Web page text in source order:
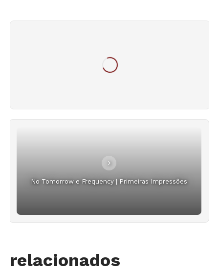
No Tomorrow e Frequency | Primeiras Impressões
relacionados